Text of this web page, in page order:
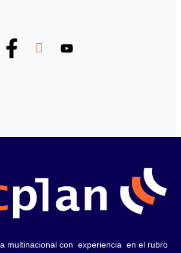
multinacional con experiencia en el rubro